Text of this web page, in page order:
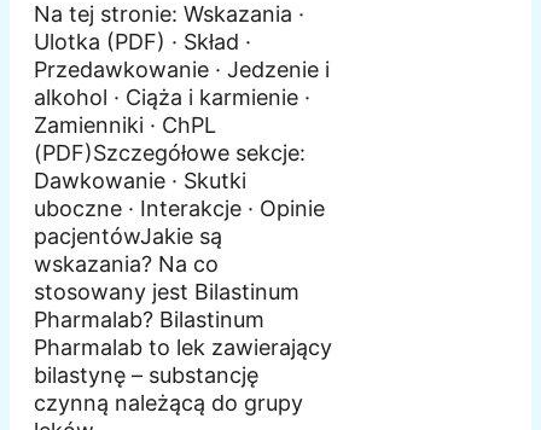
Na tej stronie: Wskazania ·
Ulotka (PDF) · Skład ·
Przedawkowanie · Jedzenie i
alkohol · Ciąża i karmienie ·
Zamienniki · ChPL
(PDF)Szczegółowe sekcje:
Dawkowanie · Skutki
uboczne · Interakcje · Opinie
pacjentówJakie są
wskazania? Na co
stosowany jest Bilastinum
Pharmalab? Bilastinum
Pharmalab to lek zawierający
bilastynę – substancję
czynną należącą do grupy